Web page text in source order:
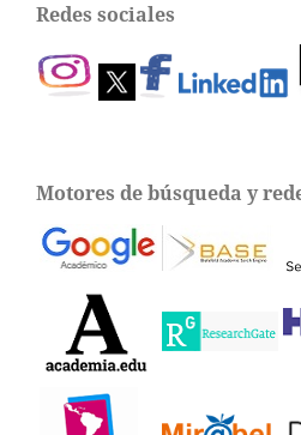
Redes sociales
Motores de búsqueda y